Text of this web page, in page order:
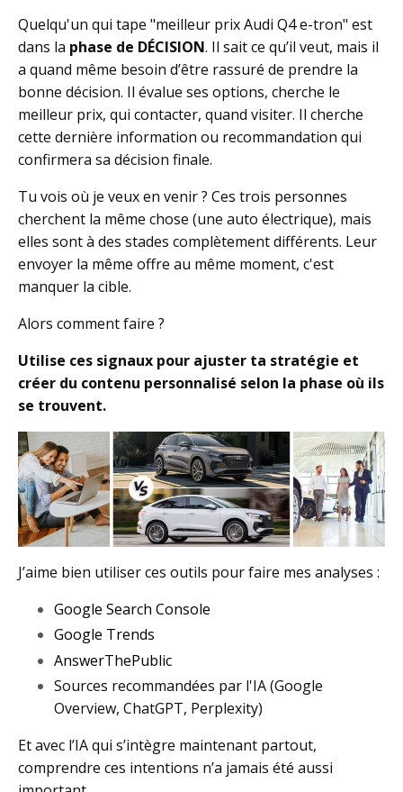
Quelqu'un qui tape "meilleur prix Audi Q4 e-tron" est
dans la phase de DÉCISION. Il sait ce qu’il veut, mais il
a quand même besoin d’être rassuré de prendre la
bonne décision. Il évalue ses options, cherche le
meilleur prix, qui contacter, quand visiter. Il cherche
cette dernière information ou recommandation qui
confirmera sa décision finale.
Tu vois où je veux en venir ? Ces trois personnes
cherchent la même chose (une auto électrique), mais
elles sont à des stades complètement différents. Leur
envoyer la même offre au même moment, c'est
manquer la cible.
Alors comment faire ?
Utilise ces signaux pour ajuster ta stratégie et
créer du contenu personnalisé selon la phase où ils
se trouvent.
J’aime bien utiliser ces outils pour faire mes analyses :
Google Search Console
Google Trends
AnswerThePublic
Sources recommandées par l'IA (Google
Overview, ChatGPT, Perplexity)
Et avec l’IA qui s’intègre maintenant partout,
comprendre ces intentions n’a jamais été aussi